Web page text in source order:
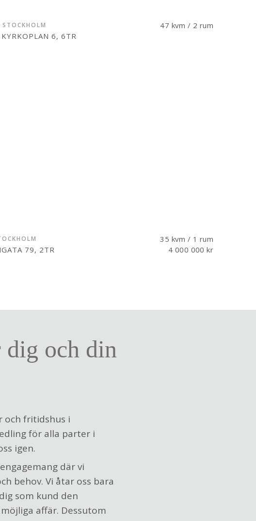
6, 6TR
47 kvm / 2 rum
79, 2TR
35 kvm / 1 rum
4 000 000 kr
dig och din
och fritidshus i
för alla parter i
igen.
där vi
behov. Vi åtar oss bara
som kund den
affär. Dessutom